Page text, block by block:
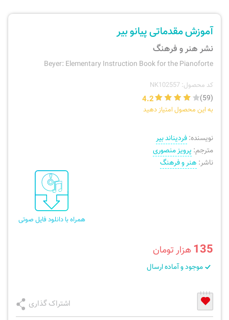
نی، فلوت، سازهای بادی
ارسال سفارش
آموزش مقدماتی پیانو بیر
نشر هنر و فرهنگ
Beyer: Elementary Instruction Book for the Pianoforte
کد محصول: NK102557
(59)
4.2
به این محصول امتیاز دهید
نویسنده:فردیناند بیر
مترجم: پرویز منصوری
ناشر: هنر و فرهنگ
همراه با دانلود فایل صوتی
135هزار تومان
موجود و آماده ارسال
اشتراک گذاری